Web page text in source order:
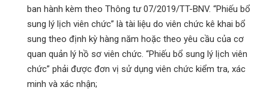
ban hành kèm theo Thông tư 07/2019/TT-BNV. “Phiếu bổ
sung lý lịch viên chức” là tài liệu do viên chức kê khai bổ
sung theo định kỳ hàng năm hoặc theo yêu cầu của cơ
quan quản lý hồ sơ viên chức. “Phiếu bổ sung lý lịch viên
chức” phải được đơn vị sử dụng viên chức kiểm tra, xác
minh và xác nhận;